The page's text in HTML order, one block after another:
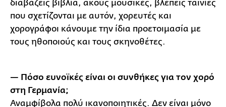
διαβάζεις βιβλία, ακούς μουσικές, βλέπεις ταινίες
που σχετίζονται με αυτόν, χορευτές και
χορογράφοι κάνουμε την ίδια προετοιμασία με
τους ηθοποιούς και τους σκηνοθέτες.
— Πόσο ευνοϊκές είναι οι συνθήκες για τον χορό
στη Γερμανία;
Αναμφίβολα πολύ ικανοποιητικές. Δεν είναι μόνο